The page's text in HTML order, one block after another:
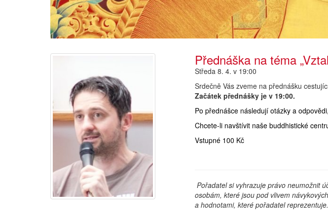
Přednáška na téma
Středa 8. 4. v 19:00
Srdečně Vás zveme na přednášku
Začátek přednášky je v 19:00.
Po přednášce následují otázky a
Chcete-li navštívit naše buddhistické
Vstupné 100 Kč
Pořadatel si vyhrazuje právo neumožnit
osobám, které jsou pod vlivem
a hodnotami, které pořadatel reprezentuje.